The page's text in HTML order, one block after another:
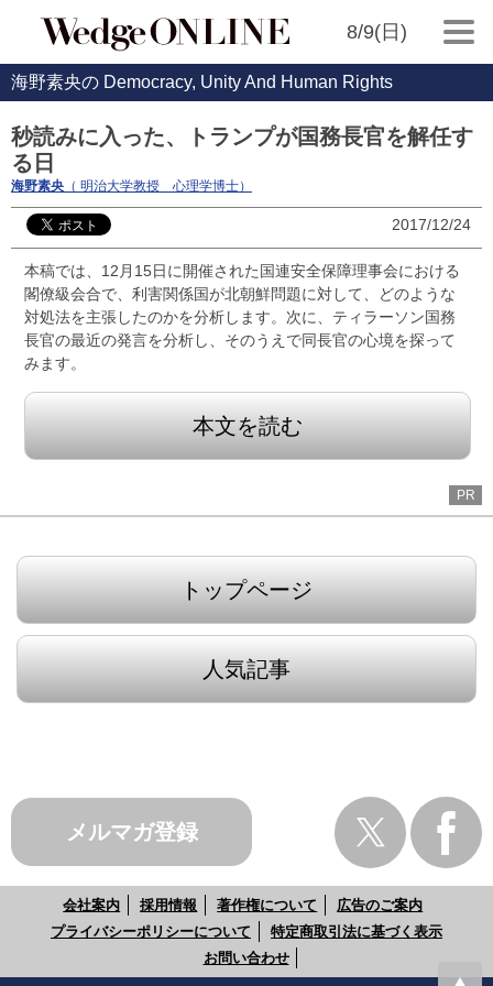
8/9(日)
海野素央の Democracy, Unity And Human Rights
秒読みに入った、トランプが国務長官を解任す
る日
海野素央 （ 明治大学教授 心理学博士）
2017/12/24
本稿では、12月15日に開催された国連安全保障理事会における
閣僚級会合で、利害関係国が北朝鮮問題に対して、どのような
対処法を主張したのかを分析します。次に、ティラーソン国務
長官の最近の発言を分析し、そのうえで同長官の心境を探って
みます。
本文を読む
PR
トップページ
人気記事
メルマガ登録
会社案内 採用情報 著作権について
広告のご案内
プライバシーポリシーについて
特定商取引法に基づく表示
お問い合わせ